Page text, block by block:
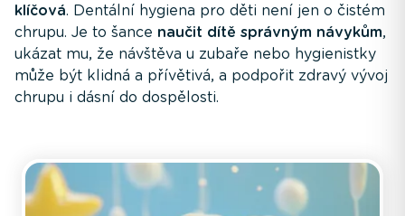
klíčová. Dentální hygiena pro děti není jen o čistém
chrupu. Je to šance naučit dítě správným návykům,
ukázat mu, že návštěva u zubaře nebo hygienistky
může být klidná a přívětivá, a podpořit zdravý vývoj
chrupu i dásní do dospělosti.